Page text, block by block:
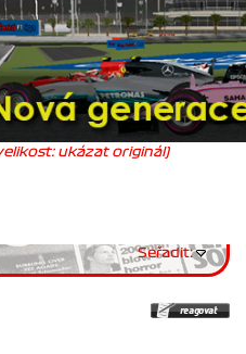
ukázat originál)
Seřadit: